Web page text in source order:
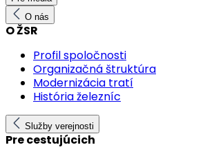
O nás
O ŽSR
Profil spoločnosti
Organizačná štruktúra
Modernizácia tratí
História železníc
Služby verejnosti
Pre cestujúcich